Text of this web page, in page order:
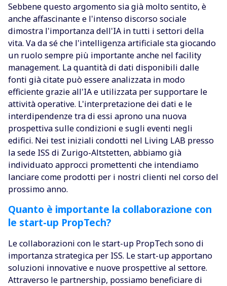
Sebbene questo argomento sia già molto sentito, è
anche affascinante e l'intenso discorso sociale
dimostra l'importanza dell'IA in tutti i settori della
vita. Va da sé che l'intelligenza artificiale sta giocando
un ruolo sempre più importante anche nel facility
management. La quantità di dati disponibili dalle
fonti già citate può essere analizzata in modo
efficiente grazie all'IA e utilizzata per supportare le
attività operative. L'interpretazione dei dati e le
interdipendenze tra di essi aprono una nuova
prospettiva sulle condizioni e sugli eventi negli
edifici. Nei test iniziali condotti nel Living LAB presso
la sede ISS di Zurigo-Altstetten, abbiamo già
individuato approcci promettenti che intendiamo
lanciare come prodotti per i nostri clienti nel corso del
prossimo anno.
Quanto è importante la collaborazione con
le start-up PropTech?
Le collaborazioni con le start-up PropTech sono di
importanza strategica per ISS. Le start-up apportano
soluzioni innovative e nuove prospettive al settore.
Attraverso le partnership, possiamo beneficiare di